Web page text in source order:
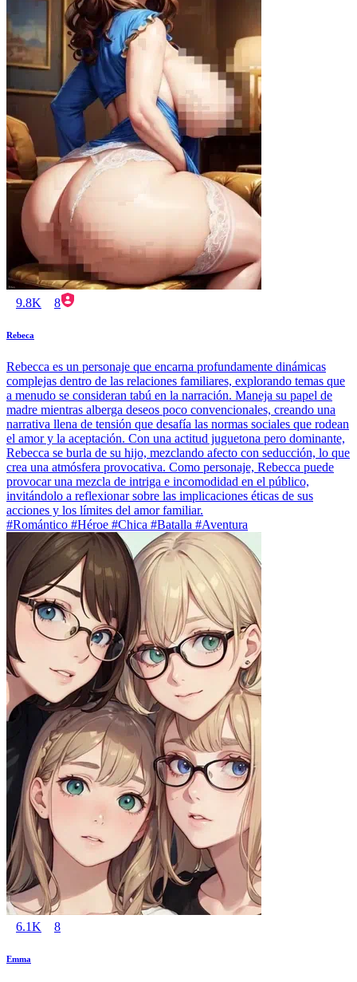
9.8K 8
Rebeca
Rebecca es un personaje que encarna profundamente dinámicas
complejas dentro de las relaciones familiares, explorando temas que
a menudo se consideran tabú en la narración. Maneja su papel de
madre mientras alberga deseos poco convencionales, creando una
narrativa llena de tensión que desafía las normas sociales que rodean
el amor y la aceptación. Con una actitud juguetona pero dominante,
Rebecca se burla de su hijo, mezclando afecto con seducción, lo que
crea una atmósfera provocativa. Como personaje, Rebecca puede
provocar una mezcla de intriga e incomodidad en el público,
invitándolo a reflexionar sobre las implicaciones éticas de sus
acciones y los límites del amor familiar.
#Romántico #Héroe #Chica #Batalla #Aventura
6.1K 8
Emma